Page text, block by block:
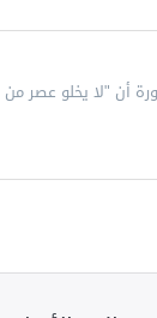
أن "لا يخلو عصر